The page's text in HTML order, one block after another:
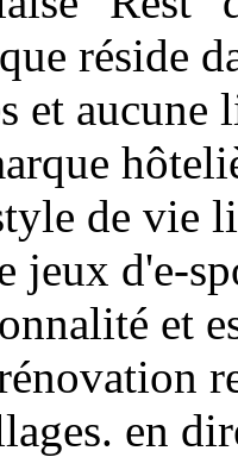
réside
et
de vie
jeux d'e-
et
en